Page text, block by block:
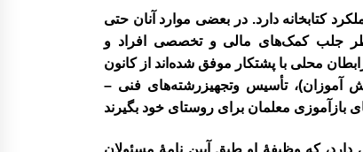
کتابخانه دارد. در بعضی موارد آنان حتی
نظر جلب کمک‌های مالی و تخصصی افراد و
محلی با پشتکار موفق شده‌اند از کانون
آموزان)، تأسیس وتجهیزرشته‌های فنی –
دارد، که وظیفۀ او طبق آیین نامۀ مسئولان